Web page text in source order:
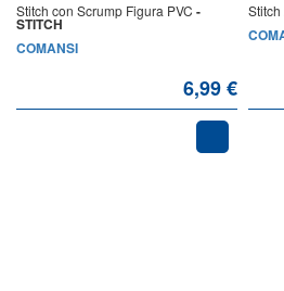
Stitch con Scrump Figura PVC -
STITCH
COMANSI
6,99 €